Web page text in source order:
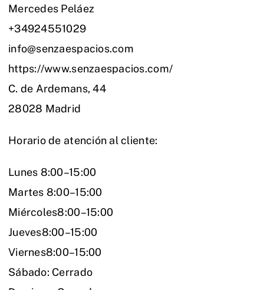
Mercedes Peláez
+34924551029
info@senzaespacios.com
https://www.senzaespacios.com/
C. de Ardemans, 44
28028 Madrid
Horario de atención al cliente:
Lunes 8:00–15:00
Martes 8:00–15:00
Miércoles8:00–15:00
Jueves8:00–15:00
Viernes8:00–15:00
Sábado: Cerrado